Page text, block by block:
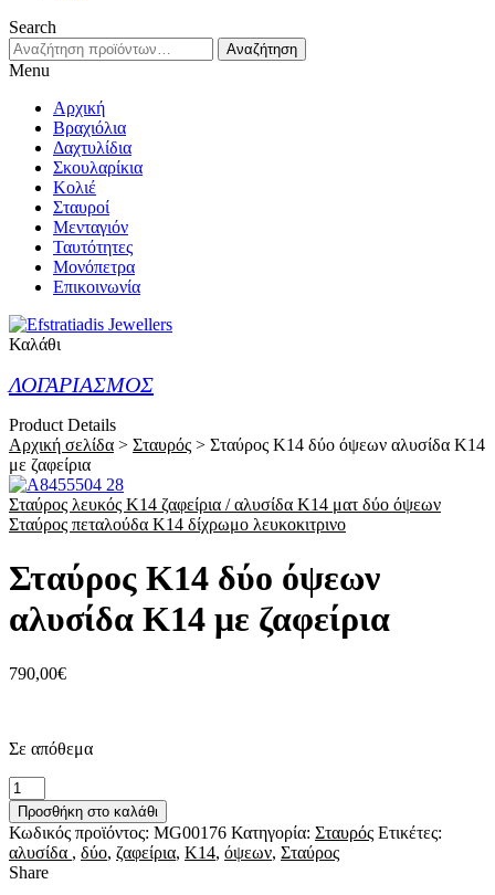
Search
Αναζήτηση
για:
Αναζήτηση
Menu
Αρχική
Βραχιόλια
Δαχτυλίδια
Σκουλαρίκια
Κολιέ
Σταυροί
Μενταγιόν
Ταυτότητες
Μονόπετρα
Επικοινωνία
Καλάθι
ΛΟΓΑΡΙΑΣΜΟΣ
Product Details
Αρχική σελίδα > Σταυρός > Σταύρος Κ14 δύο όψεων αλυσίδα Κ14
με ζαφείρια
Σταύρος λευκός Κ14 ζαφείρια / αλυσίδα Κ14 ματ δύο όψεων
Σταύρος πεταλούδα Κ14 δίχρωμο λευκοκιτρινο
Σταύρος Κ14 δύο όψεων
αλυσίδα Κ14 με ζαφείρια
790,00€
Σε απόθεμα
Σταύρος
Κ14
δύο
όψεων
αλυσίδα
Κ14
Προσθήκη στο καλάθι
Κωδικός προϊόντος: MG00176 Κατηγορία: Σταυρός Ετικέτες:
αλυσίδα , δύο, ζαφείρια, Κ14, όψεων, Σταύρος
Share